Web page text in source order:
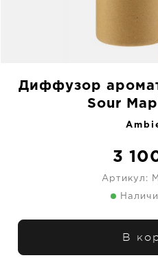
Диффузор
Sour
3
Артикул:
В